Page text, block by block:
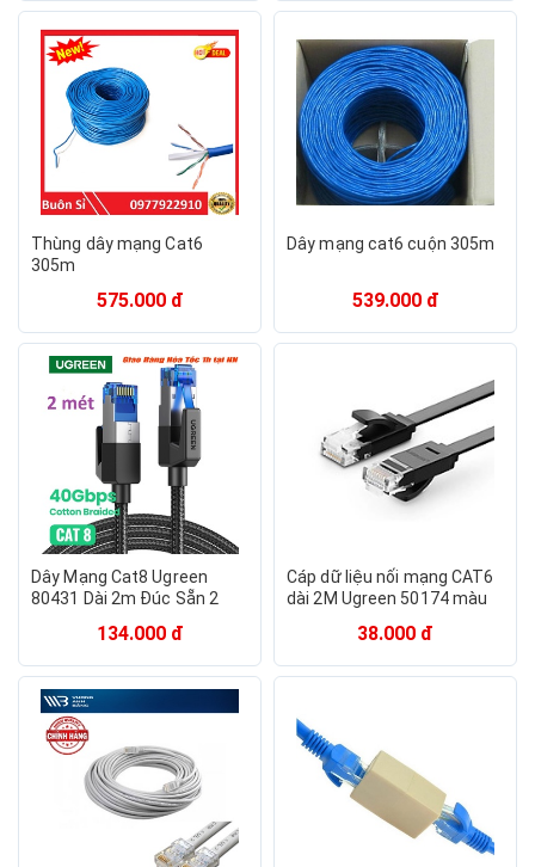
Thùng dây mạng Cat6
305m
575.000 đ
Dây mạng cat6 cuộn 305m
539.000 đ
Dây Mạng Cat8 Ugreen
80431 Dài 2m Đúc Sẵn 2
Cao Cấp - Hàng chính hãng
134.000 đ
Cáp dữ liệu nối mạng CAT6
dài 2M Ugreen 50174 màu
NW102 - HÀNG CHÍNH HÃNG
38.000 đ